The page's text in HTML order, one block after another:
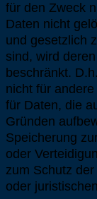
für den Zweck
Daten nicht
und gesetzlich
sind, wird
beschränkt.
nicht für
für Daten, die
Gründen
Speicherung
oder
zum Schutz
oder